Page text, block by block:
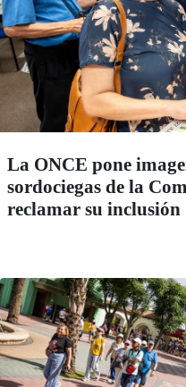
La ONCE pone
sordociegas de la
reclamar su inclusión